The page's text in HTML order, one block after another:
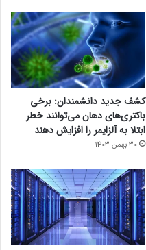
کشف جدید دانشمندان: برخی
باکتری‌های دهان می‌توانند خطر
ابتلا به آلزایمر را افزایش دهند
30 بهمن 1403